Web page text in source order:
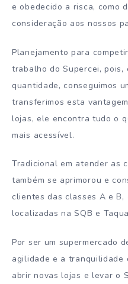
e obedecido a risca, como
consideração aos nossos
Planejamento para
trabalho do Supercei, pois,
quantidade, conseguimos
transferimos esta
lojas, ele encontra tudo o
mais acessível.
Tradicional em atender as
também se aprimorou e
clientes das classes A e
localizadas na SQB e
Por ser um supermercado
agilidade e a tranquilidade
abrir novas lojas e levar o